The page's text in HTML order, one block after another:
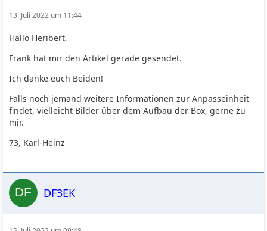
13. Juli 2022 um 11:44
Hallo Heribert,
Frank hat mir den Artikel gerade gesendet.
Ich danke euch Beiden!
Falls noch jemand weitere Informationen zur Anpasseinheit
findet, vielleicht Bilder über dem Aufbau der Box, gerne zu
mir.
73, Karl-Heinz
DF3EK